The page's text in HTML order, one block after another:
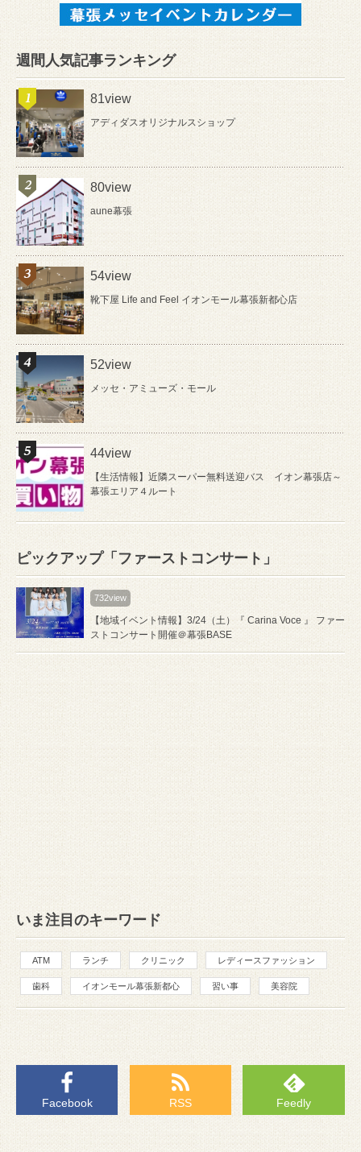
週間人気記事ランキング
81view
アディダスオリジナルスショップ
80view
aune幕張
54view
靴下屋 Life and Feel イオンモール幕張新都心店
52view
メッセ・アミューズ・モール
44view
【生活情報】近隣スーパー無料送迎バス イオン幕張店～
幕張エリア４ルート
ピックアップ「ファーストコンサート」
732view
【地域イベント情報】3/24（土）『 Carina Voce 』 ファー
ストコンサート開催＠幕張BASE
いま注目のキーワード
ATM ランチ クリニック レディースファッション
歯科 イオンモール幕張新都心 習い事 美容院
Facebook RSS Feedly